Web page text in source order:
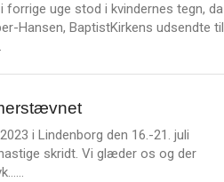
forrige uge stod i kvindernes tegn, da
Hansen, BaptistKirkens udsendte til
m
r
e
i Lindenborg den 16.-21. juli
skridt. Vi glæder os og der